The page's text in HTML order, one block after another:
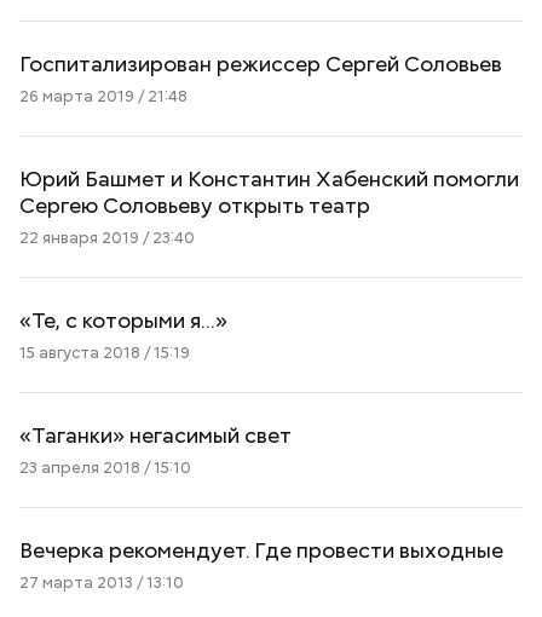
Госпитализирован режиссер Сергей Соловьев
26 марта 2019 / 21:48
Юрий Башмет и Константин Хабенский помогли
Сергею Соловьеву открыть театр
22 января 2019 / 23:40
«Те, с которыми я…»
15 августа 2018 / 15:19
«Таганки» негасимый свет
23 апреля 2018 / 15:10
Вечерка рекомендует. Где провести выходные
27 марта 2013 / 13:10